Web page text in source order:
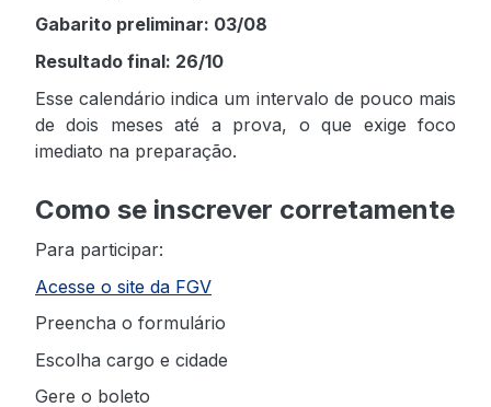
Gabarito preliminar: 03/08
Resultado final: 26/10
Esse calendário indica um intervalo de pouco mais
de dois meses até a prova, o que exige foco
imediato na preparação.
Como se inscrever corretamente
Para participar:
Acesse o site da FGV
Preencha o formulário
Escolha cargo e cidade
Gere o boleto